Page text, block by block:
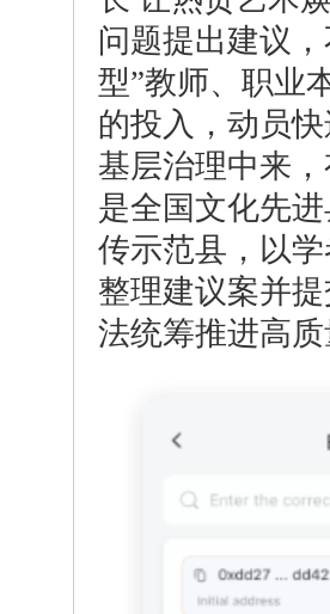
问题提出建议
型”教师、职业
的投入，动员
基层治理中来
是全国文化先
传示范县，以
整理建议案并
法统筹推进高